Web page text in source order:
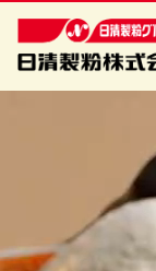
創・食Ｃｌｕｂ